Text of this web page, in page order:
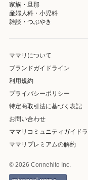
家族・旦那
産婦人科・小児科
雑談・つぶやき
ママリについて
ブランドガイドライン
利用規約
プライバシーポリシー
特定商取引法に基づく表記
お問い合わせ
ママリコミュニティガイド
ママリプレミアムの解約
© 2026 Connehito Inc.